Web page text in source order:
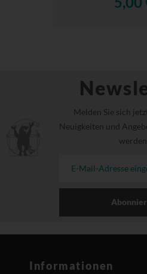
Melden Sie sich
Neuigkeiten und
werden.
Informationen